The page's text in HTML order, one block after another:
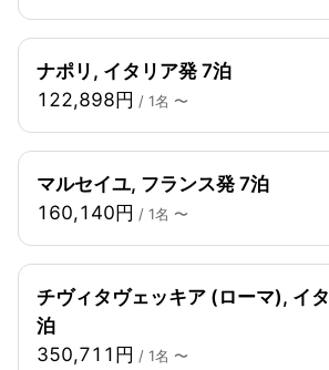
ナポリ, イタリア発 7泊
122,898円 / 1名 〜
マルセイユ, フランス発 7泊
160,140円 / 1名 〜
チヴィタヴェッキア (ローマ), イ
泊
350,711円 / 1名 〜